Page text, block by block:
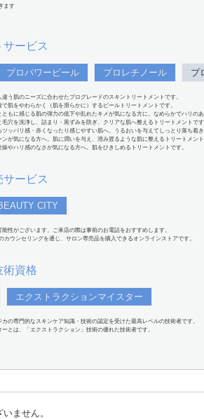
ます
サービス
プロパワーピール プロレチノール プ
違う肌のニーズに合わせたプログレードのスキントリートメントです。
で肌をやわらかく（肌を滑らかに）するピールトリートメントです。
ともに感じる肌の弾力の低下や乱れたキメが気になる方に。なめらかでハリの
毛穴を洗浄し、詰まり・黒ずみを防ぎ、クリアな肌へ整えるトリートメントです
ツッパリ感・赤くなったり感じやすい肌へ。うるおいを与えてしっとり落ち着
ンが気になる方へ。肌に潤いを与え、澄み渡るような肌に整えるトリートメント
燥やハリ感のなさが気になる方へ。肌をひきしめるトリートメントです。
ービス
CITY
性がございます。ご来店の際は事前のお電話をおすすめします。
カウンセリングを通じ、サロン専売品を購入できるオンラインストアです。
術資格
エクストラクションマイスター
の専門的なスキンケア知識・技術の認定を受けた最高レベルの技術者です。
とは、「エクストラクション」技術の優れた技術者です。
ません。